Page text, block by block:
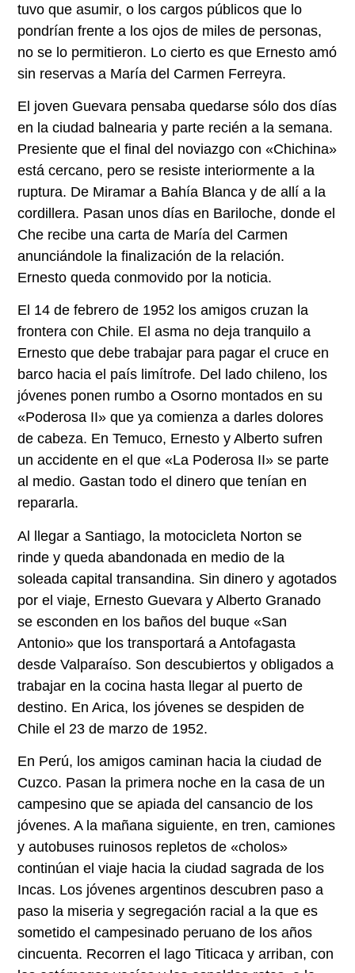
tuvo que asumir, o los cargos públicos que lo
pondrían frente a los ojos de miles de personas,
no se lo permitieron. Lo cierto es que Ernesto amó
sin reservas a María del Carmen Ferreyra.
El joven Guevara pensaba quedarse sólo dos días
en la ciudad balnearia y parte recién a la semana.
Presiente que el final del noviazgo con «Chichina»
está cercano, pero se resiste interiormente a la
ruptura. De Miramar a Bahía Blanca y de allí a la
cordillera. Pasan unos días en Bariloche, donde el
Che recibe una carta de María del Carmen
anunciándole la finalización de la relación.
Ernesto queda conmovido por la noticia.
El 14 de febrero de 1952 los amigos cruzan la
frontera con Chile. El asma no deja tranquilo a
Ernesto que debe trabajar para pagar el cruce en
barco hacia el país limítrofe. Del lado chileno, los
jóvenes ponen rumbo a Osorno montados en su
«Poderosa II» que ya comienza a darles dolores
de cabeza. En Temuco, Ernesto y Alberto sufren
un accidente en el que «La Poderosa II» se parte
al medio. Gastan todo el dinero que tenían en
repararla.
Al llegar a Santiago, la motocicleta Norton se
rinde y queda abandonada en medio de la
soleada capital transandina. Sin dinero y agotados
por el viaje, Ernesto Guevara y Alberto Granado
se esconden en los baños del buque «San
Antonio» que los transportará a Antofagasta
desde Valparaíso. Son descubiertos y obligados a
trabajar en la cocina hasta llegar al puerto de
destino. En Arica, los jóvenes se despiden de
Chile el 23 de marzo de 1952.
En Perú, los amigos caminan hacia la ciudad de
Cuzco. Pasan la primera noche en la casa de un
campesino que se apiada del cansancio de los
jóvenes. A la mañana siguiente, en tren, camiones
y autobuses ruinosos repletos de «cholos»
continúan el viaje hacia la ciudad sagrada de los
Incas. Los jóvenes argentinos descubren paso a
paso la miseria y segregación racial a la que es
sometido el campesinado peruano de los años
cincuenta. Recorren el lago Titicaca y arriban, con